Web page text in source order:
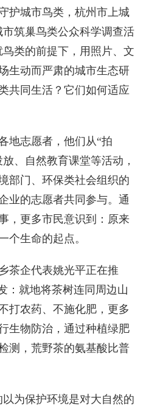
护城市鸟类，杭州市上城
筑巢鸟类公众科学调查活
类的前提下，用照片、文
生动而严肃的城市生态研
共同生活？它们如何适应
地志愿者，他们从“拍
、自然教育课堂等活动，
部门、环保类社会组织的
业的志愿者共同参与。通
，更多市民意识到：原来
个生命的起点。
茶企代表姚光平正在推
：就地将茶树连同周边山
打农药、不施化肥，更多
生物防治，通过种植绿肥
测，荒野茶的氨基酸比普
为保护环境是对大自然的